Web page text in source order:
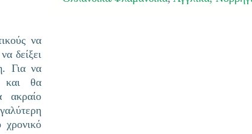
να
δείξει
Για να
και θα
ακραίο